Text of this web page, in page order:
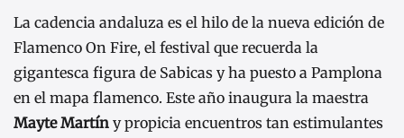
La cadencia andaluza es el hilo de la nueva edición de
Flamenco On Fire, el festival que recuerda la
gigantesca figura de Sabicas y ha puesto a Pamplona
en el mapa flamenco. Este año inaugura la maestra
Mayte Martín y propicia encuentros tan estimulantes